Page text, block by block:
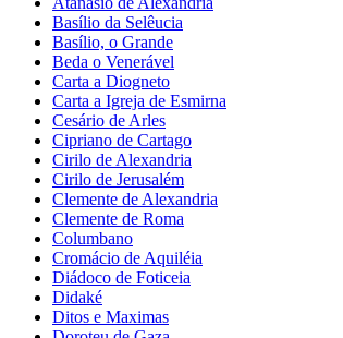
Basílio da Selêucia
Basílio, o Grande
Beda o Venerável
Carta a Diogneto
Carta a Igreja de Esmirna
Cesário de Arles
Cipriano de Cartago
Cirilo de Alexandria
Cirilo de Jerusalém
Clemente de Alexandria
Clemente de Roma
Columbano
Cromácio de Aquiléia
Diádoco de Foticeia
Didaké
Ditos e Maximas